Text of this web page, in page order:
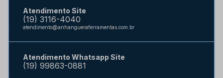
Atendimento Site
(19) 3116-4040
atendimento@anhangueraferramentas.com.br
Atendimento Whatsapp Site
(19) 99863-0881